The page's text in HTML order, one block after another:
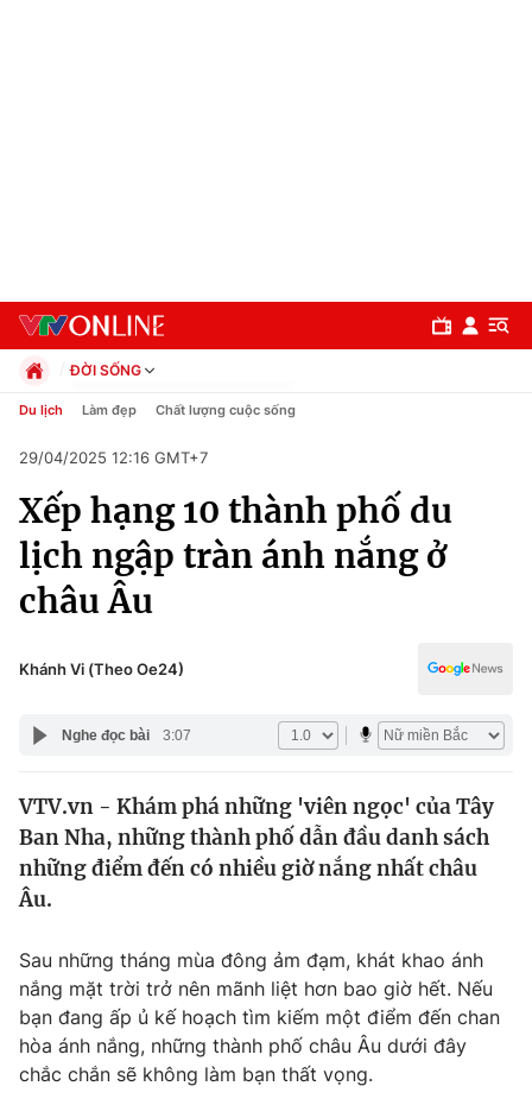
Chuyên mục
Chính trị
Xã hội
Pháp luật
Y tế
Thế giới
Tin tức
Thế giới đó đây
Câu chuyện quốc tế
Kinh tế
Thị trường
Góc doanh nghiệp
Dữ liệu và đời sống
Truyền hình
Phim VTV
Giải trí
ĐỜI SỐNG
Chính trị
Pháp luật
Kinh tế
Thể thao
Truyền hình
Văn hóa - Giải trí
Công nghệ
Du lịch Làm đẹp Chất lượng cuộc sống
29/04/2025 12:16 GMT+7
Xếp hạng 10 thành phố du
lịch ngập tràn ánh nắng ở
châu Âu
Khánh Vi (Theo Oe24)
Nghe đọc bài 3:07
VTV.vn - Khám phá những 'viên ngọc' của Tây
Ban Nha, những thành phố dẫn đầu danh sách
những điểm đến có nhiều giờ nắng nhất châu
Âu.
Sau những tháng mùa đông ảm đạm, khát khao ánh
nắng mặt trời trở nên mãnh liệt hơn bao giờ hết. Nếu
bạn đang ấp ủ kế hoạch tìm kiếm một điểm đến chan
hòa ánh nắng, những thành phố châu Âu dưới đây
chắc chắn sẽ không làm bạn thất vọng.